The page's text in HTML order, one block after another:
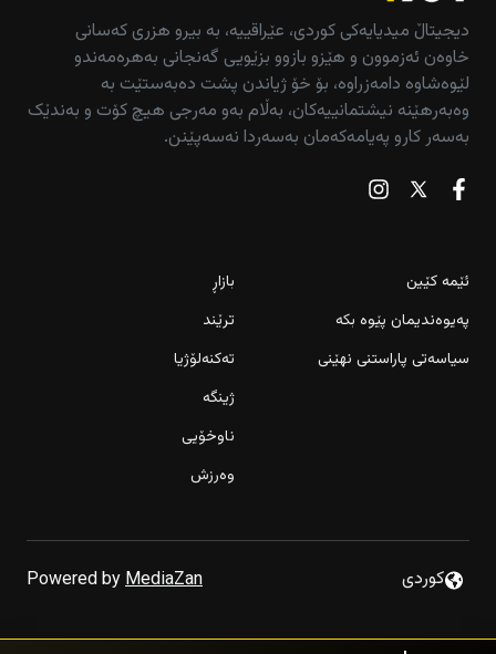
دیجیتاڵ میدیایەکی کوردی، عێراقییە، بە بیرو هزری کەسانی
خاوەن ئەزموون و هێزو بازوو بزێویی گەنجانی بەهرەمەندو
لێوەشاوە دامەزراوە، بۆ خۆ ژیاندن پشت دەبەستێت بە
وەبەرهێنە نیشتمانییەکان، بەڵام بەو مەرجی هیچ کۆت و بەندێک
بەسەر کارو پەیامەکەمان بەسەردا نەسەپێنن.
ئێمە کێین
پەیوەندیمان پێوە بکە
سیاسەتی پاراستنی نهێنی
بازاڕ
ترێند
تەکنەلۆژیا
ژینگە
ناوخۆیی
وەرزش
كوردى Powered byMediaZan